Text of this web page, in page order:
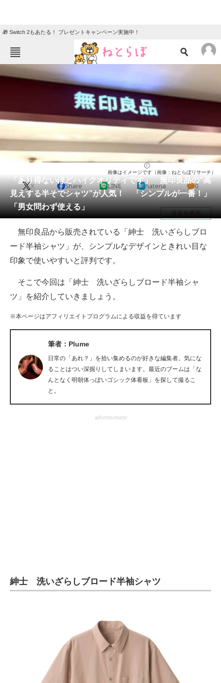
🎁 Switch 2もあたる！ プレゼントキャンペーン実施中！
ねとらぼメニュー
ニュース
クイズ
グルメ 地域
住まい
動物
会員記事
メディア
注目記事を集めた総合ページ
ITの今と未来を見通す
スマホと通信の最新トレンド
進化するPCとデバイスの未来
AI活用のいまが分かる
企業ITのトレンドを詳説
経営リーダーのコミュニティ
エネルギーの専門メディア
ちょっと気になるネットの話題
「あり得ないほどハイクオリティです」 無印良品の“高
見えする半そでシャツ”が人気！ 「シンプルが一番！」
「男女問わず使える」
画像はイメージです（画像：ねとらぼリサーチ）
X Share LINE hatena 0
目次を表示
無印良品から販売されている「紳士 洗いざらしブロ
ード半袖シャツ」が、シンプルなデザインときれい目な
印象で使いやすいと評判です。
そこで今回は「紳士 洗いざらしブロード半袖シャ
ツ」を紹介していきましょう。
※本ページはアフィリエイトプログラムによる収益を得ています
筆者：Plume
日常の「あれ？」を拾い集めるのが好きな編集者。気にな
ることはつい深掘りしてしまいます。最近のブームは「な
んとなく明朝体っぽいゴシック体看板」を探して撮るこ
と。
advertisement
紳士 洗いざらしブロード半袖シャツ